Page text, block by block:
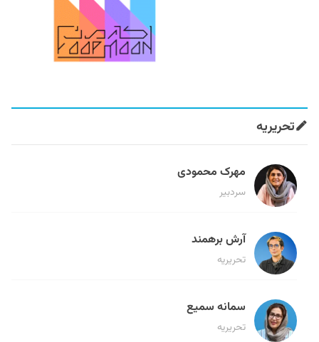
تحریریه
مهرک محمودی
سردبیر
آرش برهمند
تحریریه
سمانه سمیع
تحریریه